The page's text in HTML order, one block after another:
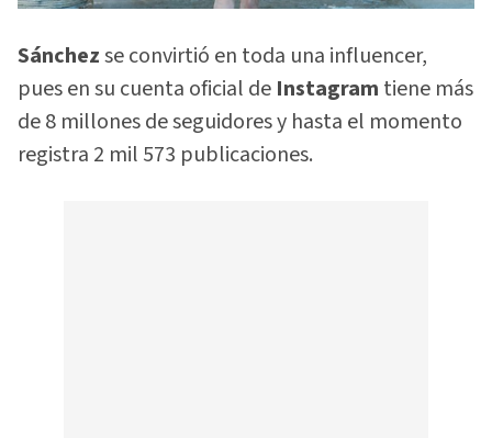
Sánchezse convirtió en toda una influencer,
pues en su cuenta oficial de Instagram tiene más
de 8 millones de seguidores y hasta el momento
registra 2 mil 573 publicaciones.